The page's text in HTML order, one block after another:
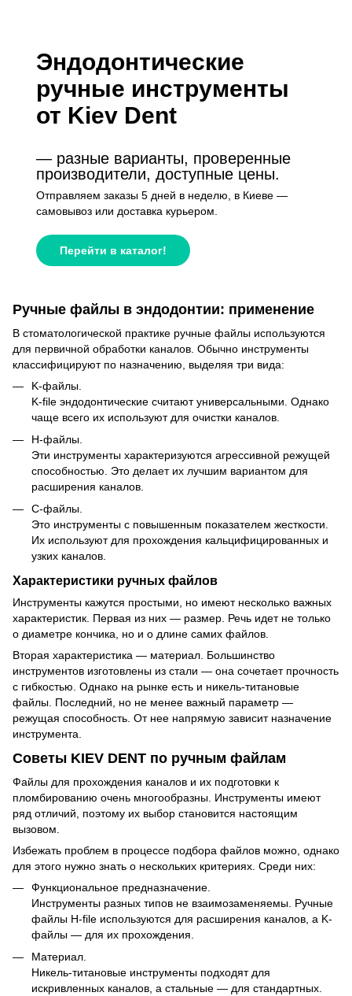
Эндодонтические
ручные инструменты
от Kiev Dent
— ​​разные варианты, проверенные
производители, доступные цены.
Отправляем заказы 5 дней в неделю, в Киеве —
самовывоз или доставка курьером.
Перейти в каталог!
Ручные файлы в эндодонтии: применение
В стоматологической практике ручные файлы используются
для первичной обработки каналов. Обычно инструменты
классифицируют по назначению, выделяя три вида:
K-файлы.
K-file эндодонтические считают универсальными. Однако
чаще всего их используют для очистки каналов.
H-файлы.
Эти инструменты характеризуются агрессивной режущей
способностью. Это делает их лучшим вариантом для
расширения каналов.
C-файлы.
Это инструменты с повышенным показателем жесткости.
Их используют для прохождения кальцифицированных и
узких каналов.
Характеристики ручных файлов
Инструменты кажутся простыми, но имеют несколько важных
характеристик. Первая из них — размер. Речь идет не только
о диаметре кончика, но и о длине самих файлов.
Вторая характеристика — материал. Большинство
инструментов изготовлены из стали — она сочетает прочность
с гибкостью. Однако на рынке есть и никель-титановые
файлы. Последний, но не менее важный параметр —
режущая способность. От нее напрямую зависит назначение
инструмента.
Советы KIEV DENT по ручным файлам
Файлы для прохождения каналов и их подготовки к
пломбированию очень многообразны. Инструменты имеют
ряд отличий, поэтому их выбор становится настоящим
вызовом.
Избежать проблем в процессе подбора файлов можно, однако
для этого нужно знать о нескольких критериях. Среди них:
Функциональное предназначение.
Инструменты разных типов не взаимозаменяемы. Ручные
файлы H-file используются для расширения каналов, а K-
файлы — для их прохождения.
Материал.
Никель-титановые инструменты подходят для
искривленных каналов, а стальные — для стандартных.